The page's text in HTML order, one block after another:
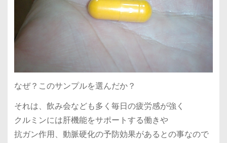
なぜ？このサンプルを選んだか？
それは、飲み会なども多く毎日の疲労感が強く
クルミンには肝機能をサポートする働きや
抗ガン作用、動脈硬化の予防効果があるとの事なので